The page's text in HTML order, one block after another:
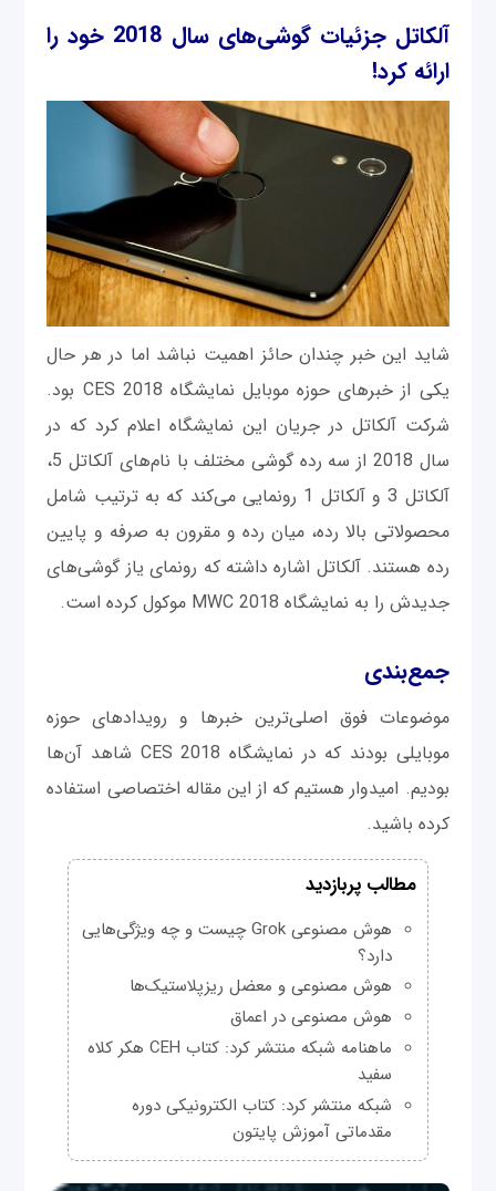
آلکاتل جزئیات گوشی‌های سال 2018 خود را
ارائه کرد!
شاید این خبر چندان حائز اهمیت نباشد اما در هر حال
یکی از خبرهای حوزه موبایل نمایشگاه CES 2018 بود.
شرکت آلکاتل در جریان این نمایشگاه اعلام کرد که در
سال 2018 از سه رده گوشی مختلف با نام‌های آلکاتل 5،
آلکاتل 3 و آلکاتل 1 رونمایی می‌کند که به ترتیب شامل
محصولاتی بالا رده، میان رده و مقرون به صرفه و پایین
رده هستند. آلکاتل اشاره داشته که رونمای یاز گوشی‌های
جدیدش را به نمایشگاه MWC 2018 موکول کرده است.
جمع‌بندی
موضوعات فوق اصلی‌ترین خبرها و رویدادهای حوزه
موبایلی بودند که در نمایشگاه CES 2018 شاهد آن‌ها
بودیم. امیدوار هستیم که از این مقاله اختصاصی استفاده
کرده باشید.
مطالب پربازدید
هوش مصنوعی Grok چیست و چه ویژگی‌هایی
دارد؟
هوش مصنوعی و معضل ریزپلاستیک‌ها
هوش مصنوعی در اعماق
ماهنامه شبکه منتشر کرد: کتاب CEH هکر کلاه
سفید
شبکه منتشر کرد: کتاب الکترونیکی دوره
مقدماتی آموزش پایتون